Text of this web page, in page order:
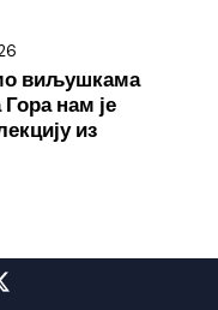
виљушкама
нам је
из